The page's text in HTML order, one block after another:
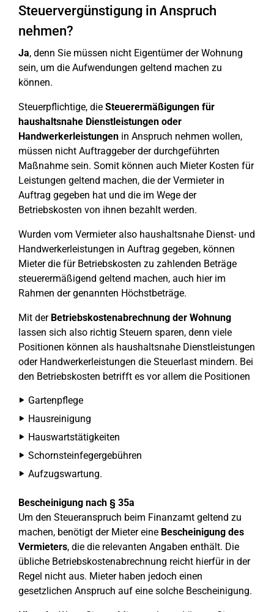
Steuervergünstigung in Anspruch
nehmen?
Ja, denn Sie müssen nicht Eigentümer der Wohnung
sein, um die Aufwendungen geltend machen zu
können.
Steuerpflichtige, die Steuerermäßigungen für
haushaltsnahe Dienstleistungen oder
Handwerkerleistungen in Anspruch nehmen wollen,
müssen nicht Auftraggeber der durchgeführten
Maßnahme sein. Somit können auch Mieter Kosten für
Leistungen geltend machen, die der Vermieter in
Auftrag gegeben hat und die im Wege der
Betriebskosten von ihnen bezahlt werden.
Wurden vom Vermieter also haushaltsnahe Dienst- und
Handwerkerleistungen in Auftrag gegeben, können
Mieter die für Betriebskosten zu zahlenden Beträge
steuerermäßigend geltend machen, auch hier im
Rahmen der genannten Höchstbeträge.
Mit der Betriebskostenabrechnung der Wohnung
lassen sich also richtig Steuern sparen, denn viele
Positionen können als haushaltsnahe Dienstleistungen
oder Handwerkerleistungen die Steuerlast mindern. Bei
den Betriebskosten betrifft es vor allem die Positionen
Gartenpflege
Hausreinigung
Hauswartstätigkeiten
Schornsteinfegergebühren
Aufzugswartung.
Bescheinigung nach § 35a
Um den Steueranspruch beim Finanzamt geltend zu
machen, benötigt der Mieter eine Bescheinigung des
Vermieters, die die relevanten Angaben enthält. Die
übliche Betriebskostenabrechnung reicht hierfür in der
Regel nicht aus. Mieter haben jedoch einen
gesetzlichen Anspruch auf eine solche Bescheinigung.